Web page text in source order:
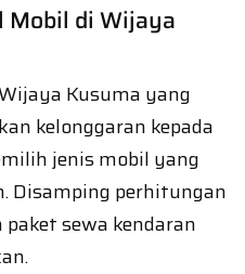
Mobil di Wijaya
Kusuma yang
kelonggaran kepada
jenis mobil yang
Disamping perhitungan
sewa kendaran